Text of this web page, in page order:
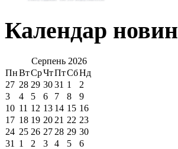
Календар новин
Серпень 2026
ПнВтСрЧтПтСбНд
27 28 29 3031 1
2
3
4 5 6 7 8
9
10 11 12 13 14 15 16
17 18 19 20 21 22 23
24 25 26 27 28 29 30
31
1 2 3 4 5 6